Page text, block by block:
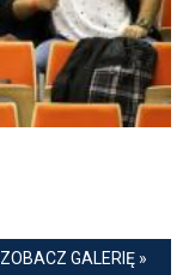
ZOBACZ GALERIĘ »